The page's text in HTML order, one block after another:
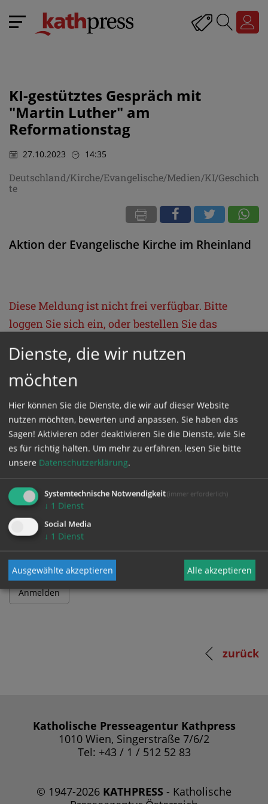
KI-gestütztes Gespräch mit
"Martin Luther" am
Reformationstag
27.10.2023 14:35
Deutschland/Kirche/Evangelische/Medien/KI/Geschich
te
Aktion der Evangelische Kirche im Rheinland
Diese Meldung ist nicht frei verfügbar. Bitte
loggen Sie sich ein, oder bestellen Sie das
GESCHÜTZTER BEREICH
Bitte melden Sie sich mit Ihrem Benutzernamen
und Passwort an.
Benutzername
Passwort
zurück
Katholische Presseagentur Kathpress
1010 Wien, Singerstraße 7/6/2
Tel: +43 / 1 / 512 52 83
© 1947-2026 KATHPRESS - Katholische
Dienste, die wir nutzen
möchten
Hier können Sie die Dienste, die wir auf dieser Website
nutzen möchten, bewerten und anpassen. Sie haben das
Sagen! Aktivieren oder deaktivieren Sie die Dienste, wie Sie
es für richtig halten. Um mehr zu erfahren, lesen Sie bitte
unsere Datenschutzerklärung.
Systemtechnische Notwendigkeit (immer erforderlich)
↓ 1 Dienst
Social Media
↓ 1 Dienst
Ausgewählte akzeptieren Alle akzeptieren